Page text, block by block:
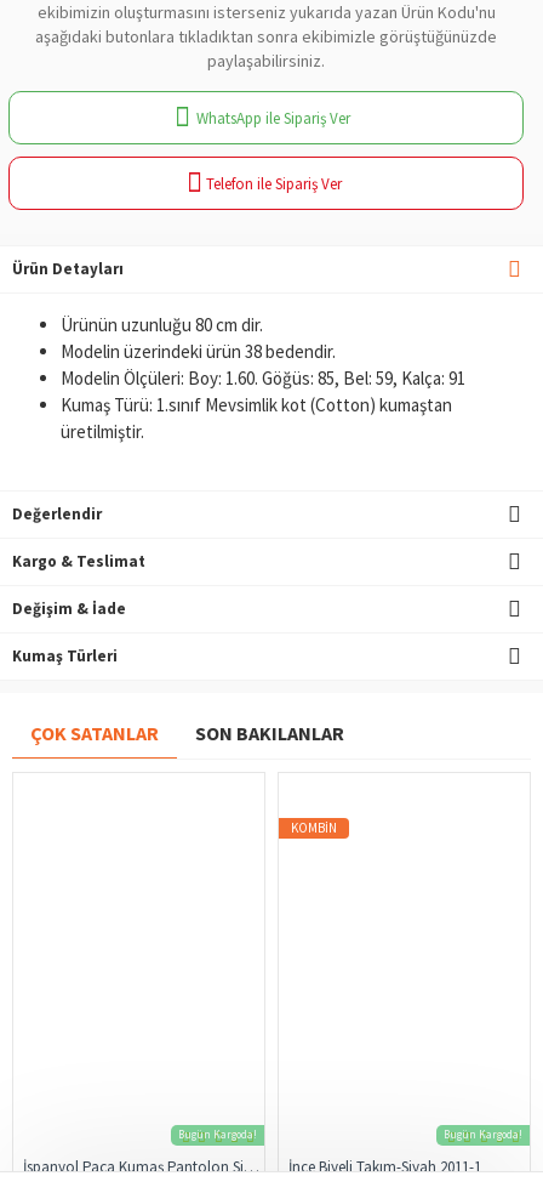
ekibimizin oluşturmasını isterseniz yukarıda yazan Ürün Kodu'nu
aşağıdaki butonlara tıkladıktan sonra ekibimizle görüştüğünüzde
paylaşabilirsiniz.
WhatsApp ile Sipariş Ver
Telefon ile Sipariş Ver
Ürün Detayları
Ürünün uzunluğu 80 cm dir.
Modelin üzerindeki ürün 38 bedendir.
Modelin Ölçüleri: Boy: 1.60. Göğüs: 85, Bel: 59, Kalça: 91
Kumaş Türü: 1.sınıf Mevsimlik kot (Cotton) kumaştan
üretilmiştir.
Değerlendir
Kargo & Teslimat
Değişim & İade
Kumaş Türleri
ÇOK SATANLAR SON BAKILANLAR
Bugün Kargoda!
İspanyol Paça Kumaş Pantolon Siyah 206
Bugün Kargoda!
KOMBIN
İnce Biyeli Takım-Siyah 2011-1